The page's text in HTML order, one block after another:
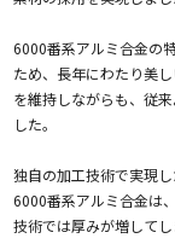
6000番系アルミ合金の
ため、長年にわたり美
を維持しながらも、従
した。
独自の加工技術で実現
6000番系アルミ合金は
技術では厚みが増して